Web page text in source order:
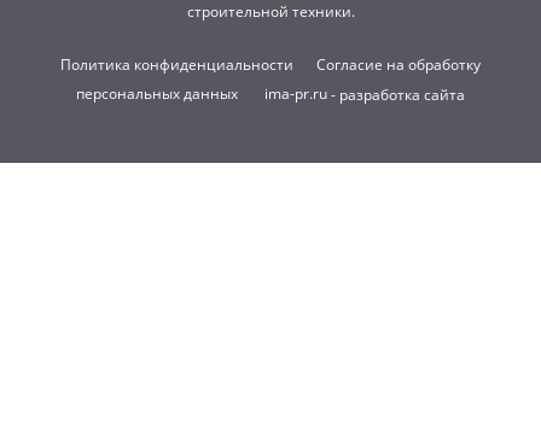
строительной техники.
Политика конфиденциальности
Согласие на обработку
персональных данных
ima-pr.ru- разработка сайта